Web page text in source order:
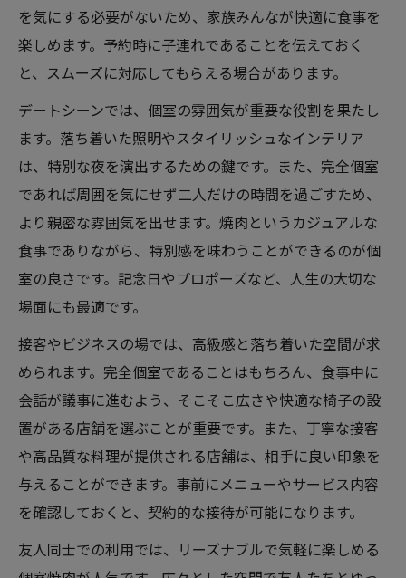
を気にする必要がないため、家族みんなが快適に食事を
楽しめます。予約時に子連れであることを伝えておく
と、スムーズに対応してもらえる場合があります。
デートシーンでは、個室の雰囲気が重要な役割を果たし
ます。落ち着いた照明やスタイリッシュなインテリア
は、特別な夜を演出するための鍵です。また、完全個室
であれば周囲を気にせず二人だけの時間を過ごすため、
より親密な雰囲気を出せます。焼肉というカジュアルな
食事でありながら、特別感を味わうことができるのが個
室の良さです。記念日やプロポーズなど、人生の大切な
場面にも最適です。
接客やビジネスの場では、高級感と落ち着いた空間が求
められます。完全個室であることはもちろん、食事中に
会話が議事に進むよう、そこそこ広さや快適な椅子の設
置がある店舗を選ぶことが重要です。また、丁寧な接客
や高品質な料理が提供される店舗は、相手に良い印象を
与えることができます。事前にメニューやサービス内容
を確認しておくと、契約的な接待が可能になります。
友人同士での利用では、リーズナブルで気軽に楽しめる